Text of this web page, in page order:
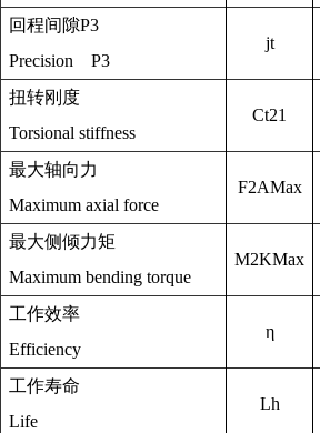
回程间隙P3
Precision P3
jt
扭转刚度
Torsional stiffness
Ct21
最大轴向力
Maximum axial force
F2AMax
最大侧倾力矩
Maximum bending torque
M2KMax
工作效率
Efficiency
η
工作寿命
Life
Lh